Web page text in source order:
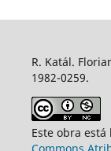
R. Katál.
1982-0259.
Este obra